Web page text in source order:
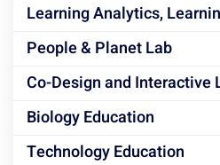
Learning Analytics,
People & Planet Lab
Co-Design and Interactive
Biology Education
Technology Education